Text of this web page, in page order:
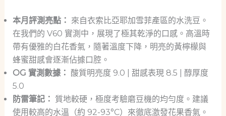
本月評測亮點： 來自衣索比亞耶加雪菲產區的水洗豆。
在我們的 V60 實測中，展現了極其乾淨的口感。高溫時
帶有優雅的白花香氣，隨著溫度下降，明亮的黃檸檬與
蜂蜜甜感會逐漸佔據口腔。
OG 實測數據： 酸質明亮度 9.0 | 甜感表現 8.5 | 醇厚度
5.0
防雷筆記： 質地較硬，極度考驗磨豆機的均勻度。建議
使用較高的水溫（約 92-93°C）來徹底激發花果香氣。